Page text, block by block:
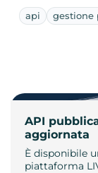
api gestione
API
aggiornata
È disponibile
piattaforma